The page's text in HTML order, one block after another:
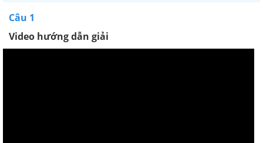
Câu 1
Video hướng dẫn giải